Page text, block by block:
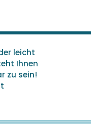
leicht
Ihnen
zu sein!